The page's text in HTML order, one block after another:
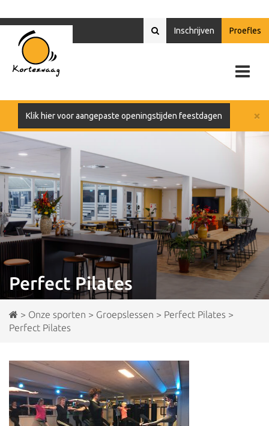
Inschrijven Proefles
×
Klik hier voor aangepaste openingstijden feestdagen
Perfect Pilates
> Onze sporten > Groepslessen > Perfect Pilates >
Perfect Pilates